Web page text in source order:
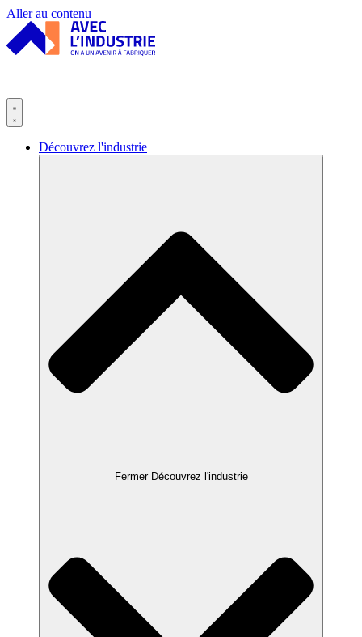
Panneau de gestion des cookies
Aller au contenu
Découvrez l'industrie
Fermer Découvrez l'industrie